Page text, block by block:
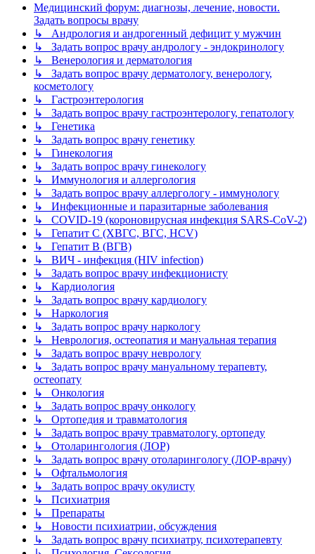
Медицинский форум: диагнозы, лечение, новости.
Задать вопросы врачу
↳ Андрология и андрогенный дефицит у мужчин
↳ Задать вопрос врачу андрологу - эндокринологу
↳ Венерология и дерматология
↳ Задать вопрос врачу дерматологу, венерологу,
косметологу
↳ Гастроэнтерология
↳ Задать вопрос врачу гастроэнтерологу, гепатологу
↳ Генетика
↳ Задать вопрос врачу генетику
↳ Гинекология
↳ Задать вопрос врачу гинекологу
↳ Иммунология и аллергология
↳ Задать вопрос врачу аллергологу - иммунологу
↳ Инфекционные и паразитарные заболевания
↳ COVID-19 (короновирусная инфекция SARS-CoV-2)
↳ Гепатит C (ХВГС, ВГС, HCV)
↳ Гепатит B (ВГВ)
↳ ВИЧ - инфекция (HIV infection)
↳ Задать вопрос врачу инфекционисту
↳ Кардиология
↳ Задать вопрос врачу кардиологу
↳ Наркология
↳ Задать вопрос врачу наркологу
↳ Неврология, остеопатия и мануальная терапия
↳ Задать вопрос врачу неврологу
↳ Задать вопрос врачу мануальному терапевту,
остеопату
↳ Онкология
↳ Задать вопрос врачу онкологу
↳ Ортопедия и травматология
↳ Задать вопрос врачу травматологу, ортопеду
↳ Отоларингология (ЛОР)
↳ Задать вопрос врачу отоларингологу (ЛОР-врачу)
↳ Офтальмология
↳ Задать вопрос врачу окулисту
↳ Психиатрия
↳ Препараты
↳ Новости психиатрии, обсуждения
↳ Задать вопрос врачу психиатру, психотерапевту